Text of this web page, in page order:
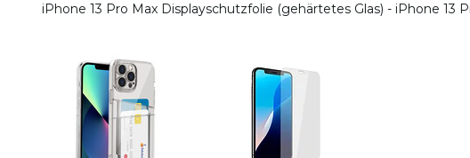
iPhone 13 Pro Max Displayschutzfolie (gehärtetes Glas) - iPhone 13